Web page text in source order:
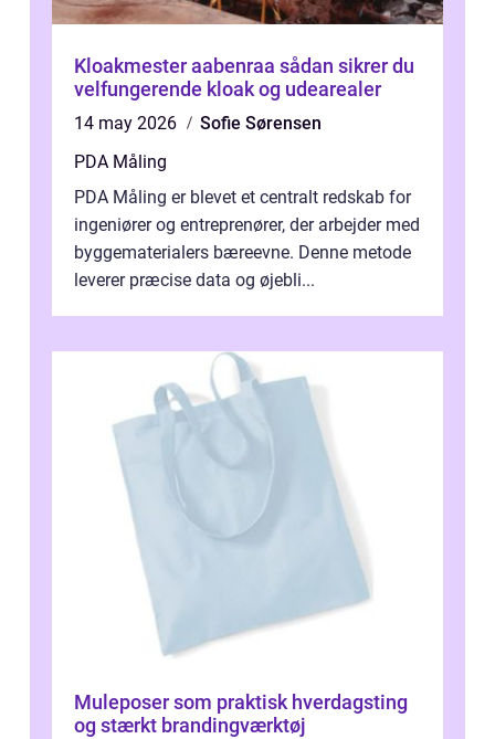
Kloakmester aabenraa sådan sikrer du
velfungerende kloak og udearealer
14 may 2026
Sofie Sørensen
PDA Måling
PDA Måling er blevet et centralt redskab for
ingeniører og entreprenører, der arbejder med
byggematerialers bæreevne. Denne metode
leverer præcise data og øjebli...
Muleposer som praktisk hverdagsting
og stærkt brandingværktøj